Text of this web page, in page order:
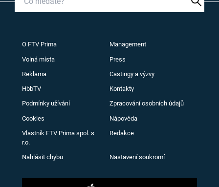
O FTV Prima Management
Volná místa Press
Reklama Castingy a výzvy
HbbTV Kontakty
Podmínky užívání Zpracování osobních údajů
Cookies Nápověda
Vlastník FTV Prima spol. s
r.o.
Redakce
Nahlásit chybu Nastavení soukromí